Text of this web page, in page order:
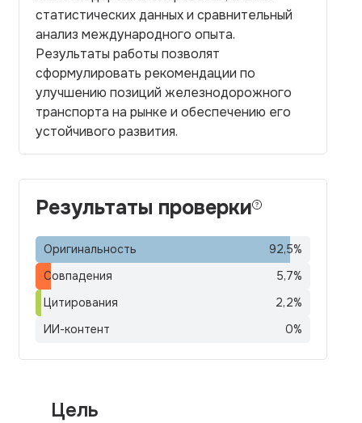
статистических данных и сравнительный
анализ международного опыта.
Результаты работы позволят
сформулировать рекомендации по
улучшению позиций железнодорожного
транспорта на рынке и обеспечению его
устойчивого развития.
Результаты проверки
Оригинальность 92,5%
Совпадения
5,7%
Цитирования
2,2%
ИИ-контент
0%
Цель